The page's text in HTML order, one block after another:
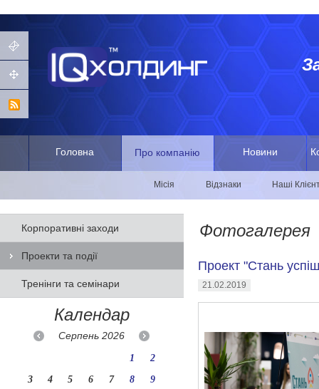
Головна Про компанію Новини
Місія Відзнаки Наші
Корпоративні заходи
Проекти та події
Тренінги та семінари
Календар
Серпень2026
1
2
3
4 5 6 7 8
9
Фотогалерея
Проект "Стань
21.02.2019